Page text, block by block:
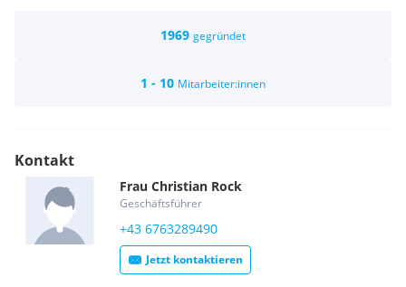
1969 gegründet
1 - 10 Mitarbeiter:innen
Kontakt
Frau Christian Rock
Geschäftsführer
+43 6763289490
Jetzt kontaktieren